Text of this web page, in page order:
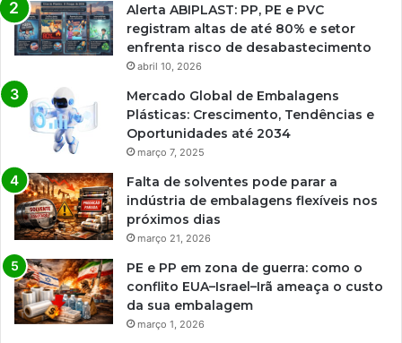
Alerta ABIPLAST: PP, PE e PVC
registram altas de até 80% e setor
enfrenta risco de desabastecimento
abril 10, 2026
Mercado Global de Embalagens
Plásticas: Crescimento, Tendências e
Oportunidades até 2034
março 7, 2025
Falta de solventes pode parar a
indústria de embalagens flexíveis nos
próximos dias
março 21, 2026
PE e PP em zona de guerra: como o
conflito EUA–Israel–Irã ameaça o custo
da sua embalagem
março 1, 2026